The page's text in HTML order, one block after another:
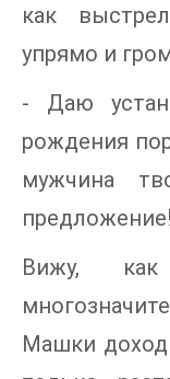
как
упрямо и
- Даю
рождения
мужчина
предложение!
Вижу,
Машки